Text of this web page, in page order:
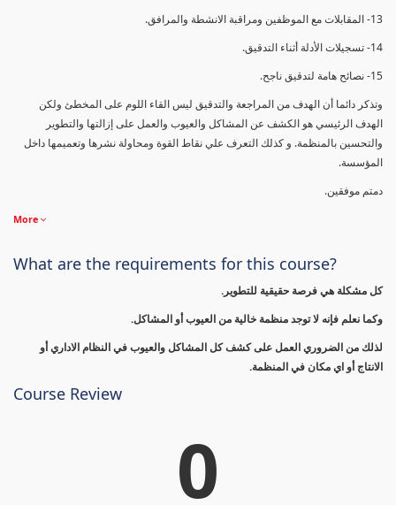
13- المقابلات مع الموظفين ومراقبة الانشطة والمرافق.
14- تسجيلات الأدلة أثناء التدقيق.
15- نصائح هامة لتدقيق ناجح.
وتذكر دائما أن الهدف من المراجعة والتدقيق ليس القاء اللوم على المخطئ ولكن
الهدف الرئيسي هو الكشف عن المشاكل والعيوب والعمل على إزالتها والتطوير
والتحسين بالمنظمة. و كذلك التعرف علي نقاط القوة ومحاولة نشرها وتعميمها داخل
المؤسسة.
دمتم موفقين.
More
What are the requirements for this course?
كل مشكلة هي فرصة حقيقية للتطوير.
وكما نعلم فإنه لا توجد منظمة خالية من العيوب أو المشاكل.
لذلك من الضروري العمل على كشف كل المشاكل والعيوب في النظام الاداري أو
الانتاج أو اي مكان في المنظمة.
Course Review
0